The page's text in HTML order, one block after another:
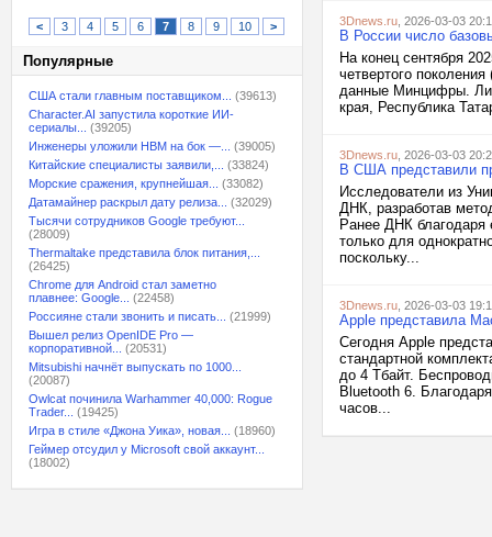
< 3 4 5 6 7 8 9 10 >
Популярные
США стали главным поставщиком...
(39613)
Character.AI запустила короткие ИИ-
сериалы...
(39205)
Инженеры уложили HBM на бок —...
(39005)
Китайские специалисты заявили,...
(33824)
Морские сражения, крупнейшая...
(33082)
Датамайнер раскрыл дату релиза...
(32029)
Тысячи сотрудников Google требуют...
(28009)
Thermaltake представила блок питания,...
(26425)
Chrome для Android стал заметно
плавнее: Google...
(22458)
Россияне стали звонить и писать...
(21999)
Вышел релиз OpenIDE Pro —
корпоративной...
(20531)
Mitsubishi начнёт выпускать по 1000...
(20087)
Owlcat починила Warhammer 40,000: Rogue
Trader...
(19425)
Игра в стиле «Джона Уика», новая...
(18960)
Геймер отсудил у Microsoft свой аккаунт...
(18002)
3Dnews.ru , 2026-03-03
В России число
На конец сентября
четвертого
данные Минцифры.
края, Республика
3Dnews.ru , 2026-03-03
В США представили
Исследователи из
ДНК, разработав
Ранее ДНК благодаря
только для
поскольку...
3Dnews.ru , 2026-03-03
Apple представила
Сегодня Apple
стандартной
до 4 Тбайт.
Bluetooth 6.
часов...